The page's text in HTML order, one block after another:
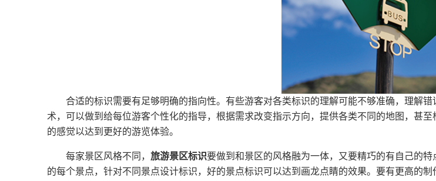
合适的标识需要有足够明确的指向性。有些游客对各类标识的理解可能不够准确，理解
术，可以做到给每位游客个性化的指导，根据需求改变指示方向，提供各类不同的地图，甚
的感觉以达到更好的游览体验。
每家景区风格不同， 旅游景区标识要做到和景区的风格融为一体，又要精巧的有自己的
的每个景点，针对不同景点设计标识，好的景点标识可以达到画龙点睛的效果。要有更高的